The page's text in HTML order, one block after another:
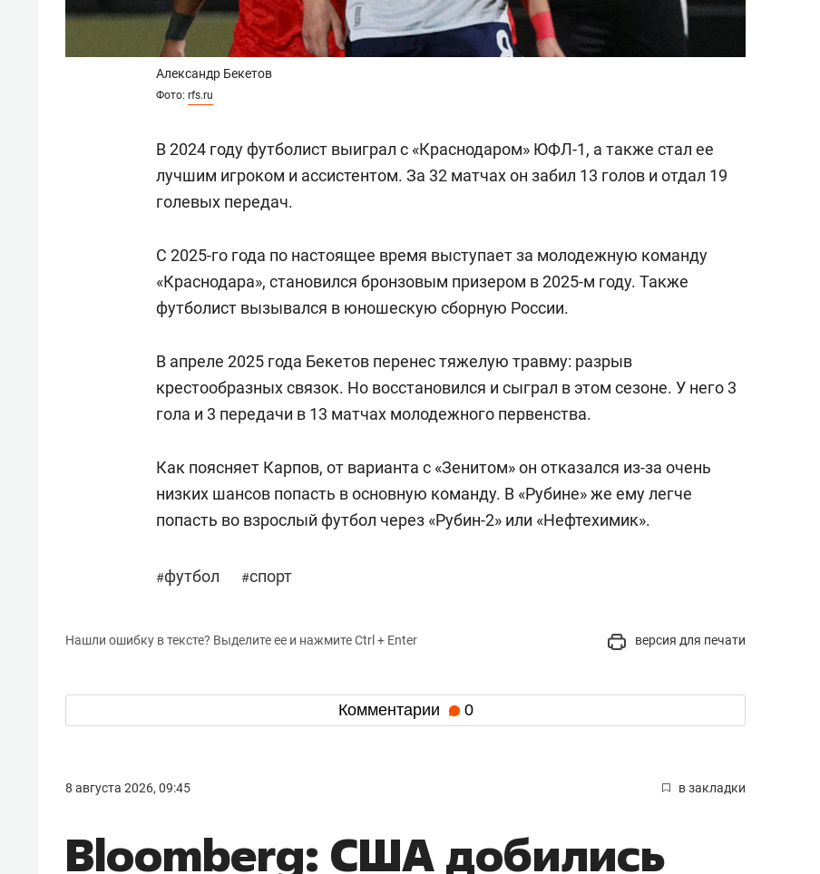
Александр Бекетов
Фото: rfs.ru
В 2024 году футболист выиграл с «Краснодаром» ЮФЛ-1, а также стал ее
лучшим игроком и ассистентом. За 32 матчах он забил 13 голов и отдал 19
голевых передач.
С 2025-го года по настоящее время выступает за молодежную команду
«Краснодара», становился бронзовым призером в 2025-м году. Также
футболист вызывался в юношескую сборную России.
В апреле 2025 года Бекетов перенес тяжелую травму: разрыв
крестообразных связок. Но восстановился и сыграл в этом сезоне. У него 3
гола и 3 передачи в 13 матчах молодежного первенства.
Как поясняет Карпов, от варианта с «Зенитом» он отказался из-за очень
низких шансов попасть в основную команду. В «Рубине» же ему легче
попасть во взрослый футбол через «Рубин-2» или «Нефтехимик».
#футбол #спорт
Нашли ошибку в тексте? Выделите ее и нажмите Ctrl + Enter версия для печати
Комментарии 0
8 августа 2026, 09:45 в закладки
Bloomberg: США добились